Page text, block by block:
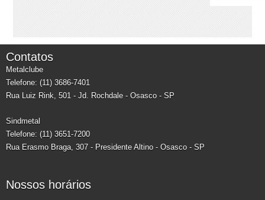
Contatos
Metalclube
Telefone: (11) 3686-7401
Rua Luiz Rink, 501 - Jd. Rochdale - Osasco - SP
Sindmetal
Telefone: (11) 3651-7200
Rua Erasmo Braga, 307 - Presidente Altino - Osasco - SP
Nossos horários